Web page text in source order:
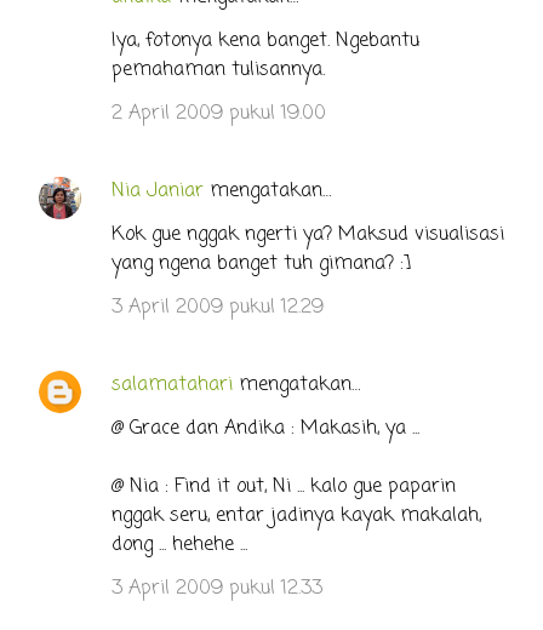
Iya, fotonya kena banget. Ngebantu
pemahaman tulisannya.
2 April 2009 pukul 19.00
Nia Janiar mengatakan…
Kok gue nggak ngerti ya? Maksud visualisasi
yang ngena banget tuh gimana? :]
3 April 2009 pukul 12.29
salamatahari mengatakan…
@ Grace dan Andika : Makasih, ya ...
@ Nia : Find it out, Ni ... kalo gue paparin
nggak seru, entar jadinya kayak makalah,
dong ... hehehe ...
3 April 2009 pukul 12.33